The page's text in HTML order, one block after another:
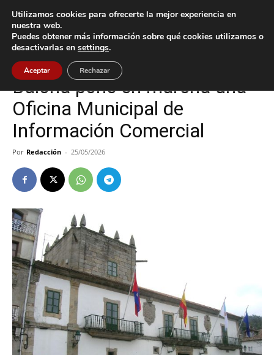
Inicio Baiona
Baiona
Baiona pone en marcha una
Oficina Municipal de
Información Comercial
Por Redacción - 25/05/2026
Utilizamos cookies para ofrecerte la mejor experiencia en
nuestra web.
Puedes obtener más información sobre qué cookies utilizamos o
desactivarlas en settings.
Aceptar Rechazar